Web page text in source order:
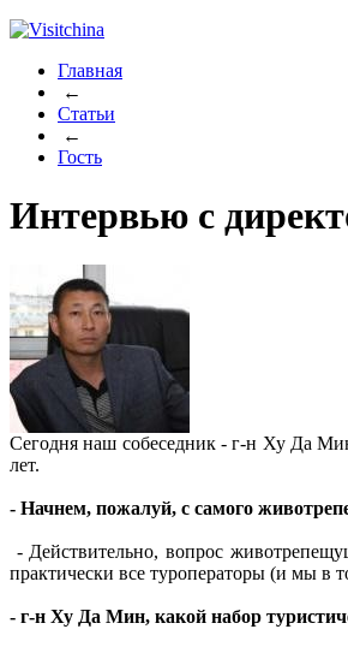
Главная
←
Статьи
←
Гость
Интервью с
Сегодня наш собеседник - г-н Ху Да
лет.
- Начнем, пожалуй, с самого
- Действительно, вопрос
практически все туроператоры (и мы в
- г-н Ху Да Мин, какой набор